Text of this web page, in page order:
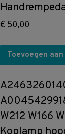
€ 50,00
Toevoegen
W212 W166